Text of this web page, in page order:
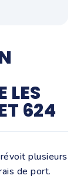
LES
624
plusieurs
de port.